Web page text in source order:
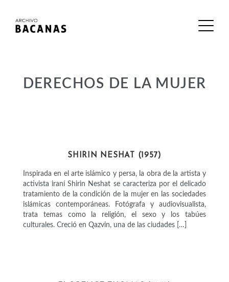
DERECHOS DE LA MUJER
SHIRIN NESHAT (1957)
Inspirada en el arte islámico y persa, la obra de la artista y
activista iraní Shirin Neshat se caracteriza por el delicado
tratamiento de la condición de la mujer en las sociedades
islámicas contemporáneas. Fotógrafa y audiovisualista,
trata temas como la religión, el sexo y los tabúes
culturales. Creció en Qazvin, una de las ciudades […]